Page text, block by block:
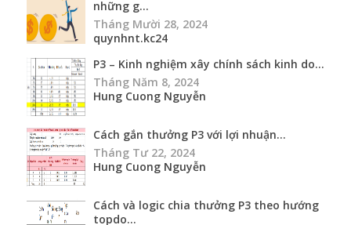
những g...
Tháng Mười 28, 2024
quynhnt.kc24
P3 – Kinh nghiệm xây chính sách kinh do...
Tháng Năm 8, 2024
Hung Cuong Nguyễn
Cách gắn thưởng P3 với lợi nhuận...
Tháng Tư 22, 2024
Hung Cuong Nguyễn
Cách và logic chia thưởng P3 theo hướng
topdo...